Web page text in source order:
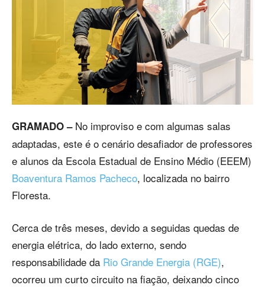
GRAMADO – No improviso e com algumas salas
adaptadas, este é o cenário desafiador de professores
e alunos da Escola Estadual de Ensino Médio (EEEM)
Boaventura Ramos Pacheco, localizada no bairro
Floresta.
Cerca de três meses, devido a seguidas quedas de
energia elétrica, do lado externo, sendo
responsabilidade da Rio Grande Energia (RGE),
ocorreu um curto circuito na fiação, deixando cinco